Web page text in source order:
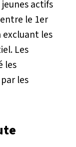
actifs
le 1er
excluant les
Les
les
les